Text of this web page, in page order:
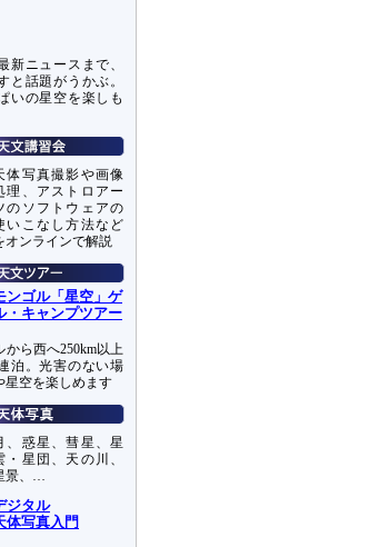
新ニュースまで、
と話題がうかぶ。
いの星空を楽しも
体写真撮影や画像
理、アストロアー
のソフトウェアの
いこなし方法など
オンラインで解説
ンゴル「星空」ゲ
・キャンプツアー
から西へ250km以上
泊。光害のない場
星空を楽しめます
、惑星、彗星、星
・星団、天の川、
景、…
ジタル
体写真入門